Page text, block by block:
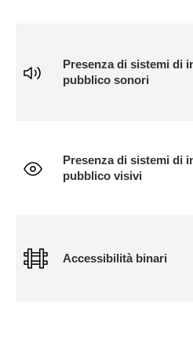
Presenza di sistemi di
pubblico sonori
Presenza di sistemi di
pubblico visivi
Accessibilità binari